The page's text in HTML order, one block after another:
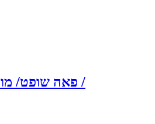
פאה שופט/ מוצארט מפוארת /